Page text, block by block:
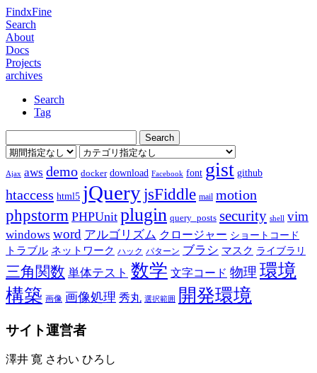
FindxFine
Search
About
Docs
Projects
archives
Search
Tag
Ajax aws demo docker download Facebook font gist github
htaccess html5 jQuery jsFiddle mail motion
phpstorm PHPUnit plugin query_posts security shell vim
windows word アルゴリズム クロージャー ショートコード
トラブル ネットワーク ハック パターン ブラシ マスク ライブラリ
三角関数 単体テスト 数学 文字コード 物理 環境
構築 画像 画像処理 秀丸 選択範囲 開発環境
サイト運営者
澤井 寛 さわい ひろし